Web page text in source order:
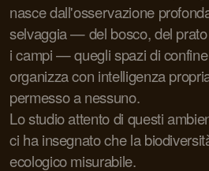
nasce dall'osservazione
selvaggia — del bosco, del
i campi — quegli spazi di
organizza con intelligenza
permesso a nessuno.
Lo studio attento di questi
ci ha insegnato che la
ecologico misurabile.